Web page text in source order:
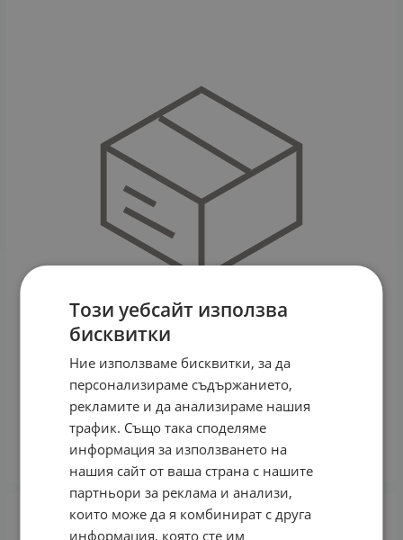
БИО - КУЛТ ПРО ЦИАН капсули * 45
27.59 € / 53.96 лв.
КУПИ
Този уебсайт използва
бисквитки
Ние използваме бисквитки, за да
персонализираме съдържанието,
рекламите и да анализираме нашия
трафик. Също така споделяме
информация за използването на
нашия сайт от ваша страна с нашите
партньори за реклама и анализи,
които може да я комбинират с друга
информация, която сте им